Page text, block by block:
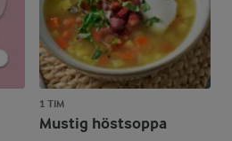
1 TIM
Mustig höstsoppa